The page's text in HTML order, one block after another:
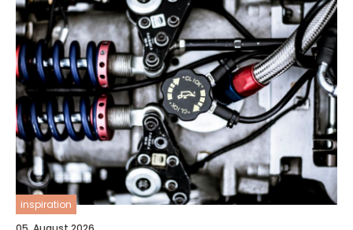
inspiration